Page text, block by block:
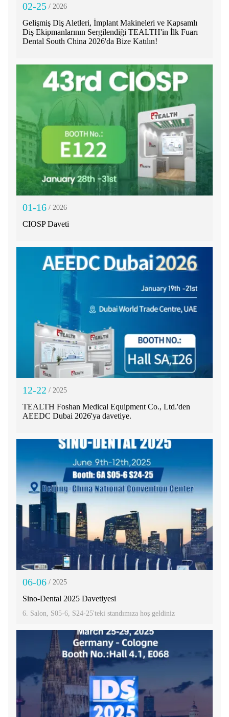
02-25 / 2026
Gelişmiş Diş Aletleri, İmplant Makineleri ve Kapsamlı
Diş Ekipmanlarının Sergilendiği TEALTH'in İlk Fuarı
Dental South China 2026'da Bize Katılın!
01-16 / 2026
CIOSP Daveti
12-22 / 2025
TEALTH Foshan Medical Equipment Co., Ltd.'den
AEEDC Dubai 2026'ya davetiye.
06-06 / 2025
Sino-Dental 2025 Davetiyesi
6. Salon, S05-6, S24-25'teki standımıza hoş geldiniz